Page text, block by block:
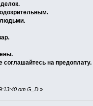
людьми.
на предоплату.
от G_D »